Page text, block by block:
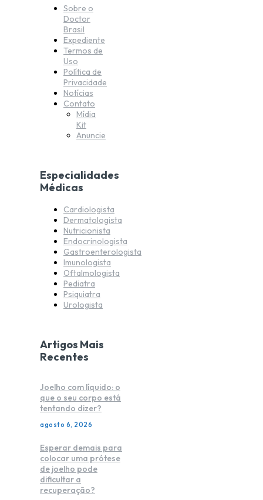
Sobre o
Doctor
Brasil
Expediente
Termos de
Uso
Política de
Privacidade
Notícias
Contato
Mídia
Kit
Anuncie
Especialidades
Médicas
Cardiologista
Dermatologista
Nutricionista
Endocrinologista
Gastroenterologista
Imunologista
Oftalmologista
Pediatra
Psiquiatra
Urologista
Artigos Mais
Recentes
Joelho com líquido: o
que o seu corpo está
tentando dizer?
agosto 6, 2026
Esperar demais para
colocar uma prótese
de joelho pode
dificultar a
recuperação?